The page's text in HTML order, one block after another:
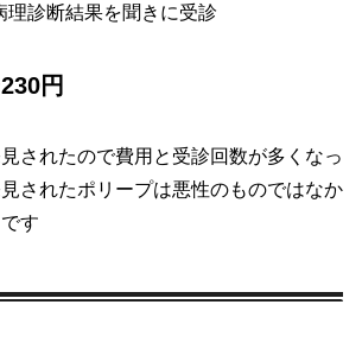
理診断結果を聞きに受診
230円
されたので費用と受診回数が多くなっ
されたポリープは悪性のものではなか
す